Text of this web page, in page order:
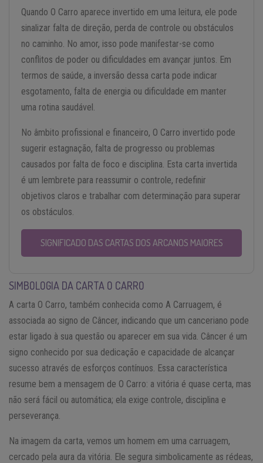
Quando O Carro aparece invertido em uma leitura, ele pode
sinalizar falta de direção, perda de controle ou obstáculos
no caminho. No amor, isso pode manifestar-se como
conflitos de poder ou dificuldades em avançar juntos. Em
termos de saúde, a inversão dessa carta pode indicar
esgotamento, falta de energia ou dificuldade em manter
uma rotina saudável.
No âmbito profissional e financeiro, O Carro invertido pode
sugerir estagnação, falta de progresso ou problemas
causados por falta de foco e disciplina. Esta carta invertida
é um lembrete para reassumir o controle, redefinir
objetivos claros e trabalhar com determinação para superar
os obstáculos.
SIGNIFICADO DAS CARTAS DOS ARCANOS MAIORES
SIMBOLOGIA DA CARTA O CARRO
A carta O Carro, também conhecida como A Carruagem, é
associada ao signo de Câncer, indicando que um canceriano pode
estar ligado à sua questão ou aparecer em sua vida. Câncer é um
signo conhecido por sua dedicação e capacidade de alcançar
sucesso através de esforços contínuos. Essa característica
resume bem a mensagem de O Carro: a vitória é quase certa, mas
não será fácil ou automática; ela exige controle, disciplina e
perseverança.
Na imagem da carta, vemos um homem em uma carruagem,
cercado pela aura da vitória. Ele segura simbolicamente as rédeas,